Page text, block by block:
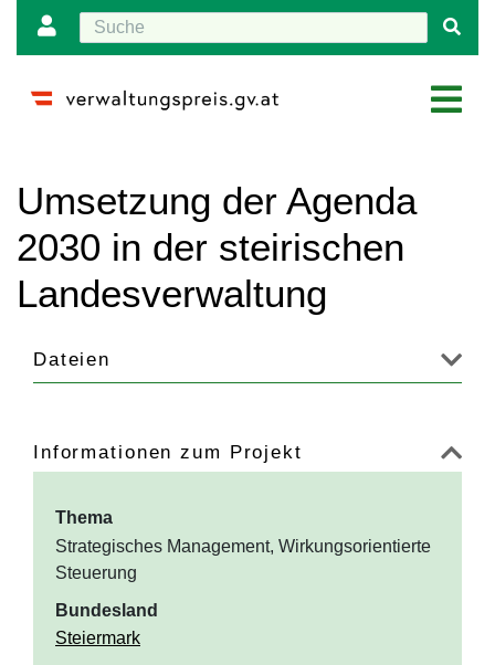
Umsetzung der Agenda
2030 in der steirischen
Landesverwaltung
Dateien
Informationen zum Projekt
Thema
Strategisches Management, Wirkungsorientierte
Steuerung
Bundesland
Steiermark